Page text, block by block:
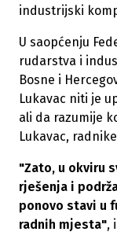
industrijski
U saopćenju
rudarstva i
Bosne i
Lukavac niti je
ali da razumije
Lukavac,
"Zato, u okviru
rješenja i
ponovo stavi u
radnih mjesta",